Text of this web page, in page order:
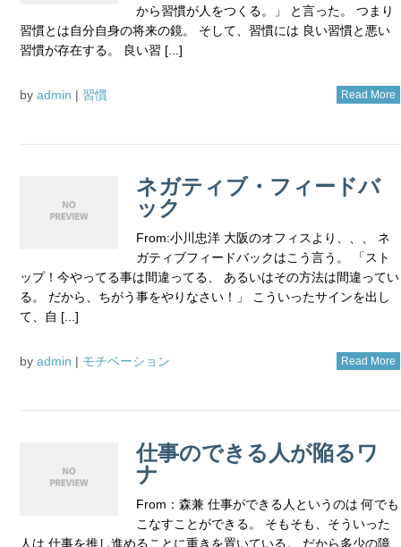
から習慣が人をつくる。」 と言った。 つまり
習慣とは自分自身の将来の鏡。 そして、習慣には 良い習慣と悪い
習慣が存在する。 良い習 [...]
by admin | 習慣 Read More
ネガティブ・フィードバ
ック
From:小川忠洋 大阪のオフィスより、、、 ネ
ガティブフィードバックはこう言う。 「スト
ップ！今やってる事は間違ってる、 あるいはその方法は間違ってい
る。 だから、ちがう事をやりなさい！」 こういったサインを出し
て、自 [...]
by admin | モチベーション Read More
仕事のできる人が陥るワ
ナ
From：森兼 仕事ができる人というのは 何でも
こなすことができる。 そもそも、そういった
人は 仕事を推し進めることに重きを置いている。 だから多少の障